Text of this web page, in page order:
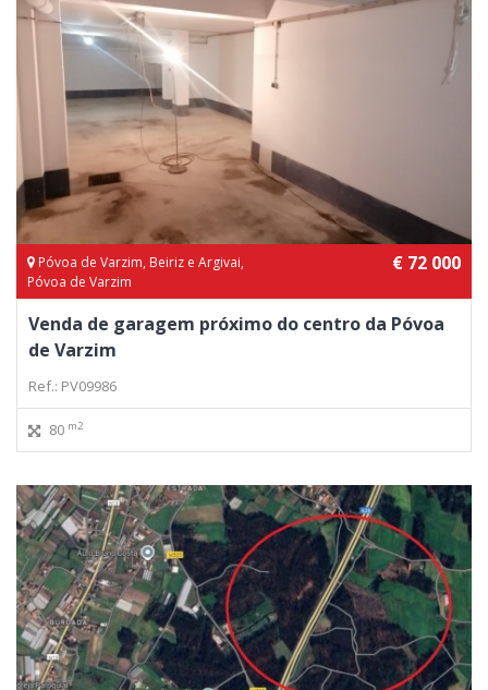
Póvoa de Varzim, Beiriz e Argivai,
Póvoa de Varzim
€ 72 000
Venda de garagem próximo do centro da Póvoa
de Varzim
Ref.: PV09986
80 m2